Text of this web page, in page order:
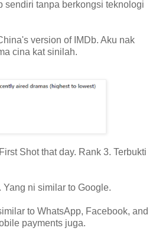
sendiri tanpa berkongsi teknologi
version of IMDb. Aku nak
cina kat sinilah.
Shot that day. Rank 3. Terbukti
ni similar to Google.
to WhatsApp, Facebook, and
payments juga.